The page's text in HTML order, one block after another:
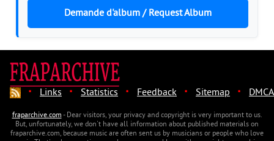
Demande d'album / Request Album
· Links · Statistics · Feedback · Sitemap · DMCA
fraparchive.com - Dear visitors, your privacy and copyright is very important to us.
But, unfortunately, we don't have all information about published materials on
fraparchive.com, because music are often sent us by musicians or people who love